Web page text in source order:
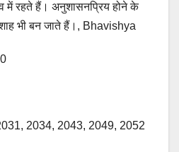
में रहते हैं। अनुशासनप्रिय होने के
भी बन जाते हैं।, Bhavishya
2034, 2043, 2049, 2052